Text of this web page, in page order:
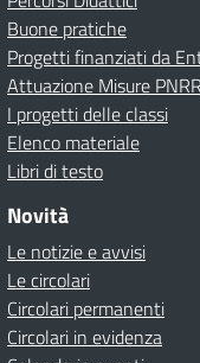
Buone pratiche
Progetti finanziati da
Attuazione Misure PNRR
I progetti delle classi
Elenco materiale
Libri di testo
Novità
Le notizie e avvisi
Le circolari
Circolari permanenti
Circolari in evidenza